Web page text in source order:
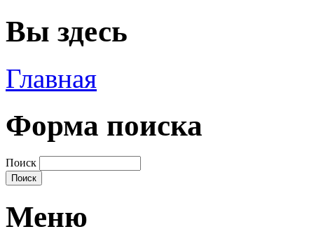
Вы здесь
Главная
Форма поиска
Поиск
Меню